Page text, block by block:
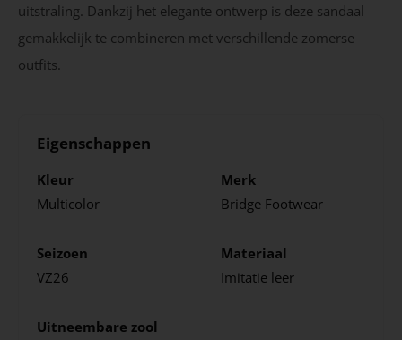
uitstraling. Dankzij het elegante ontwerp is deze sandaal
gemakkelijk te combineren met verschillende zomerse
outfits.
Eigenschappen
Kleur
Multicolor
Merk
Bridge Footwear
Seizoen
VZ26
Materiaal
Imitatie leer
Uitneembare zool